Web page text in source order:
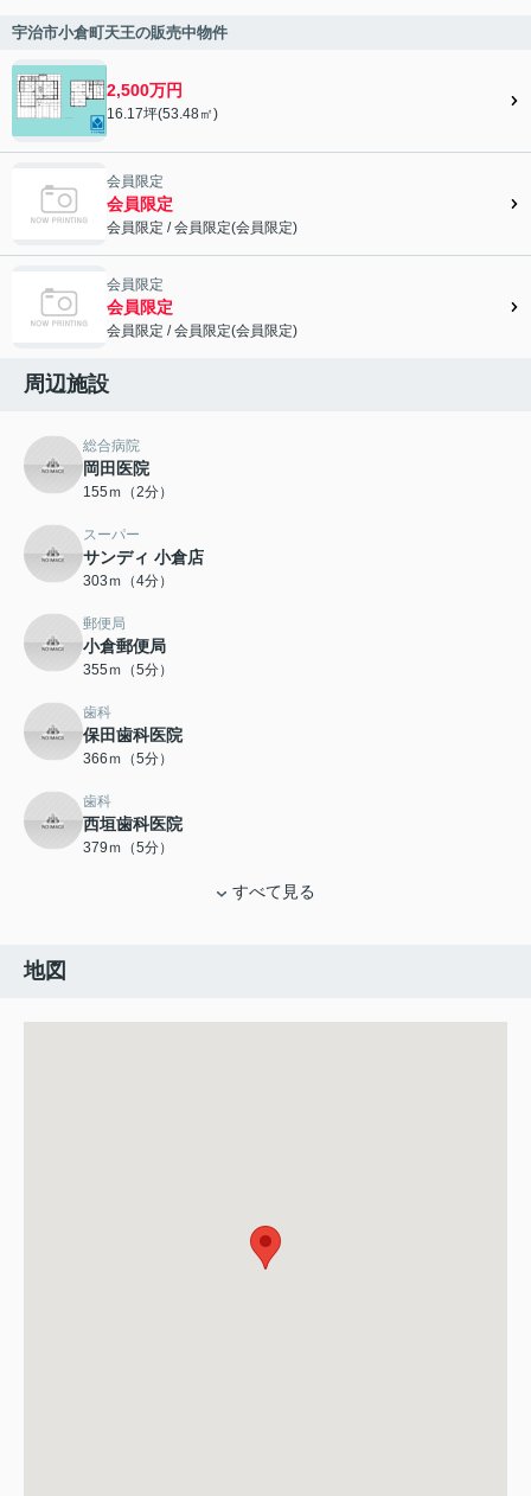
宇治市小倉町天王の販売中物件
2,500万円
16.17坪(53.48㎡)
会員限定">
会員限定
会員限定
会員限定 /会員限定(会員限定)
会員限定
会員限定
会員限定 /会員限定(会員限定)
周辺施設
総合病院
岡田医院
155ｍ（2分）
スーパー
サンディ 小倉店
303ｍ（4分）
郵便局
小倉郵便局
355ｍ（5分）
歯科
保田歯科医院
366ｍ（5分）
歯科
西垣歯科医院
379ｍ（5分）
すべて見る
地図